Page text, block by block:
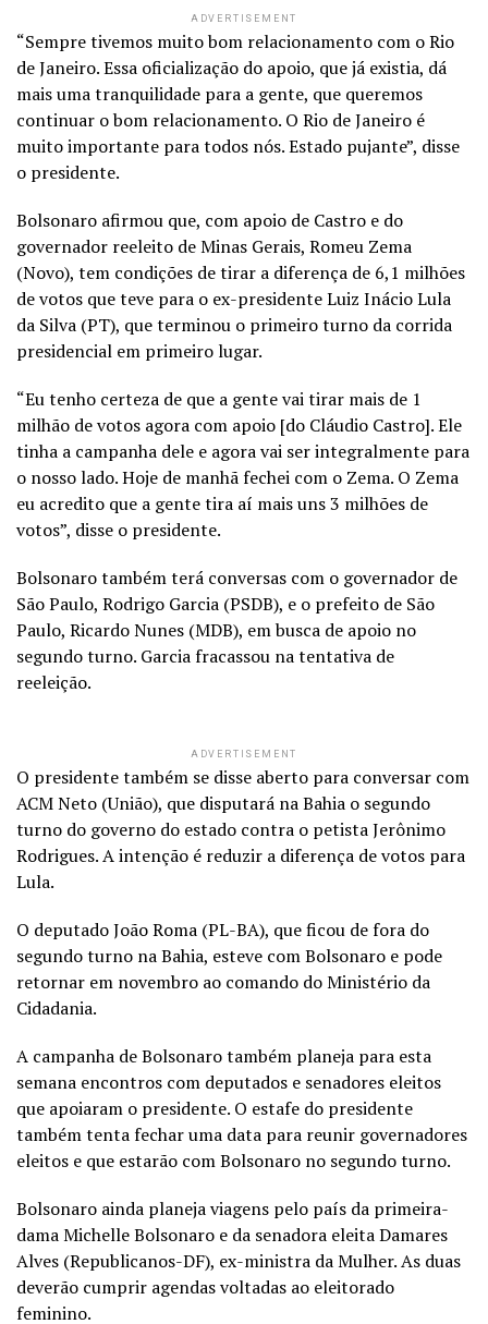
ADVERTISEMENT
“Sempre tivemos muito bom relacionamento com o Rio
de Janeiro. Essa oficialização do apoio, que já existia, dá
mais uma tranquilidade para a gente, que queremos
continuar o bom relacionamento. O Rio de Janeiro é
muito importante para todos nós. Estado pujante”, disse
o presidente.
Bolsonaro afirmou que, com apoio de Castro e do
governador reeleito de Minas Gerais, Romeu Zema
(Novo), tem condições de tirar a diferença de 6,1 milhões
de votos que teve para o ex-presidente Luiz Inácio Lula
da Silva (PT), que terminou o primeiro turno da corrida
presidencial em primeiro lugar.
“Eu tenho certeza de que a gente vai tirar mais de 1
milhão de votos agora com apoio [do Cláudio Castro]. Ele
tinha a campanha dele e agora vai ser integralmente para
o nosso lado. Hoje de manhã fechei com o Zema. O Zema
eu acredito que a gente tira aí mais uns 3 milhões de
votos”, disse o presidente.
Bolsonaro também terá conversas com o governador de
São Paulo, Rodrigo Garcia (PSDB), e o prefeito de São
Paulo, Ricardo Nunes (MDB), em busca de apoio no
segundo turno. Garcia fracassou na tentativa de
reeleição.
ADVERTISEMENT
O presidente também se disse aberto para conversar com
ACM Neto (União), que disputará na Bahia o segundo
turno do governo do estado contra o petista Jerônimo
Rodrigues. A intenção é reduzir a diferença de votos para
Lula.
O deputado João Roma (PL-BA), que ficou de fora do
segundo turno na Bahia, esteve com Bolsonaro e pode
retornar em novembro ao comando do Ministério da
Cidadania.
A campanha de Bolsonaro também planeja para esta
semana encontros com deputados e senadores eleitos
que apoiaram o presidente. O estafe do presidente
também tenta fechar uma data para reunir governadores
eleitos e que estarão com Bolsonaro no segundo turno.
Bolsonaro ainda planeja viagens pelo país da primeira-
dama Michelle Bolsonaro e da senadora eleita Damares
Alves (Republicanos-DF), ex-ministra da Mulher. As duas
deverão cumprir agendas voltadas ao eleitorado
feminino.